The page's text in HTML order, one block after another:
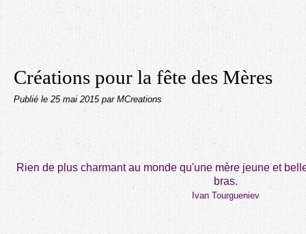
Créations pour la fête des Mères
Publié le 25 mai 2015 par MCreations
Rien de plus charmant au monde qu'une mère jeune et
bras.
Ivan Tourgueniev